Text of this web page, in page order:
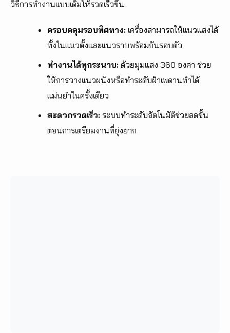
วิธีการทำงานแบบเดิมให้รวดเร็วขึ้น:
ครอบคลุมรอบทิศทาง: เครื่องสามารถให้แนวแสงได้
ทั้งในแนวตั้งและแนวราบพร้อมกันรอบตัว
ทำงานได้ทุกระนาบ: ด้วยมุมแสง 360 องศา ช่วย
ให้การวางแนวผนังหรือทำระดับฝ้าเพดานทำได้
แม่นยำในครั้งเดียว
สะดวกรวดเร็ว: ระบบทำระดับอัตโนมัติช่วยลดขั้น
ตอนการเตรียมงานที่ยุ่งยาก